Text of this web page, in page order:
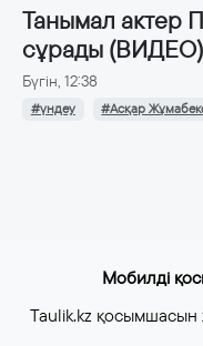
Танымал актер
сұрады (ВИДЕО)
Бүгін, 12:38
#үндеу #Асқар
Мобилді
Taulik.kz қосымшасын